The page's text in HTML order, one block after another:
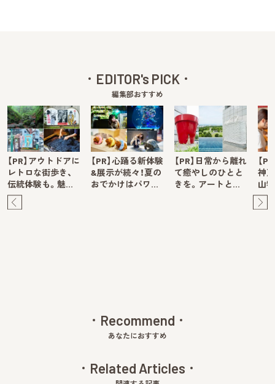
EDITOR's PICK
編集部おすすめ
【PR】アウトドアに
レトロな街歩き、
伝統体験も。魅…
【PR】心踊る新体験
&展示が続々！夏の
おでかけはパワ…
【PR】日常から離れ
て癒やしのひとと
きを。アートと…
【
神
山
Recommend
あなたにおすすめ
Related Articles